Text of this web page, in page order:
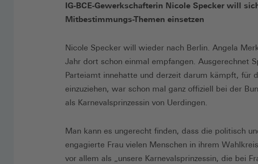
IG-BCE-Gewerkschafterin Nicole Specker will
Mitbestimmungs-Themen einsetzen
Nicole Specker will wieder nach Berlin. Angela
Jahr dort schon einmal empfangen. Ausgerechnet
Parteiamt innehatte und derzeit darum kämpft, für
einzuziehen, war schon mal ganz offiziell bei der
als Karnevalsprinzessin von Uerdingen.
Man kann es ungerecht finden, dass die politisch
engagierte Frau vielen Menschen in ihrem
vor allem als „unsere Karnevalsprinzessin, die bei